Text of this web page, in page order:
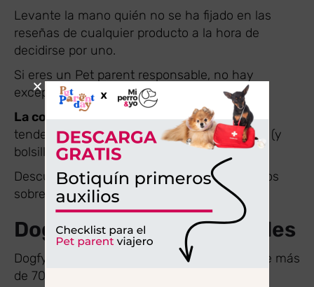
Levante la mano quién no se ha fijado en las
reseñas de cualquier producto a la hora de
decidirse por uno.
Si eres un Pet parent responsable, no hay
excepción a esta regla.
La comida cocinada para perroses una
tendencia que sigue ganando los corazones (y
bolsillos) de las familias multiespecie.
Descubramos qué dicen y opinan los usuarios
sobre Dogfy Diet y Guau and Cat.
Dogfy Diet opiniones reales
Dogfy Diet ya cuenta con una comunidad de más
de 70.000 dogfyers.